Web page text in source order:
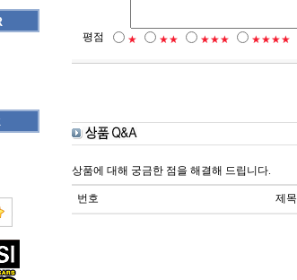
평점 ★ ★★ ★★★ ★★★★
상품에 대해 궁금한 점을 해결해 드립니다.
번호 제목